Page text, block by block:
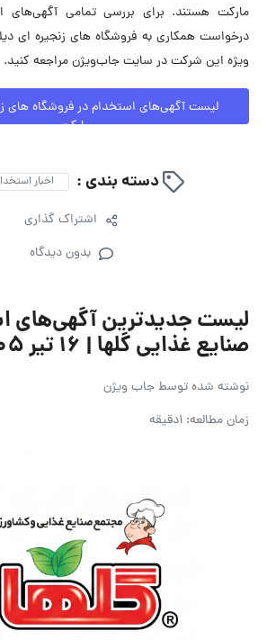
مارکت هستند. برای بررسی تمامی آگهی‌های
درخواست همکاری به فروشگاه های زنجیره ای
ویژه این شرکت در سایت جاب‌ویژن مراجعه کنید.
لیست آگهی‌های استخدام در فروشگاه های
مارکت
دسته بندی : اخبار
اشتراک گذاری
بدون دیدگاه
لیست جدیدترین آگهی‌های
صنایع غذایی گلها | ۱۶ تیر ۱۴۰۵
نوشته شده توسطجاب ویژن
زمان مطالعه: 1دقیقه